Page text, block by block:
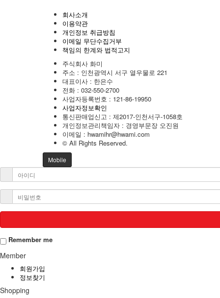
회사소개
이용약관
개인정보 취급방침
이메일 무단수집거부
책임의 한계와 법적고지
주식회사 화미
주소 : 인천광역시 서구 열우물로 221
대표이사 : 한은수
전화 : 032-550-2700
사업자등록번호 : 121-86-19950
사업자정보확인
통신판매업신고 : 제2017-인천서구-1058호
개인정보관리책임자 : 경영부문장 오진원
이메일 : hwamihr@hwami.com
© All Rights Reserved.
Mobile
Remember me
Member
회원가입
정보찾기
Shopping